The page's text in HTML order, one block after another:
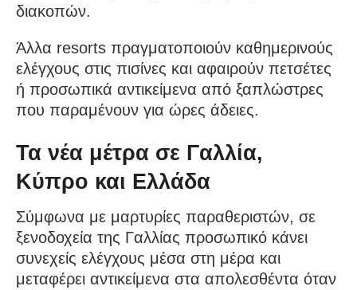
διακοπών.
Άλλα resorts πραγματοποιούν καθημερινούς
ελέγχους στις πισίνες και αφαιρούν πετσέτες
ή προσωπικά αντικείμενα από ξαπλώστρες
που παραμένουν για ώρες άδειες.
Τα νέα μέτρα σε Γαλλία,
Κύπρο και Ελλάδα
Σύμφωνα με μαρτυρίες παραθεριστών, σε
ξενοδοχεία της Γαλλίας προσωπικό κάνει
συνεχείς ελέγχους μέσα στη μέρα και
μεταφέρει αντικείμενα στα απολεσθέντα όταν